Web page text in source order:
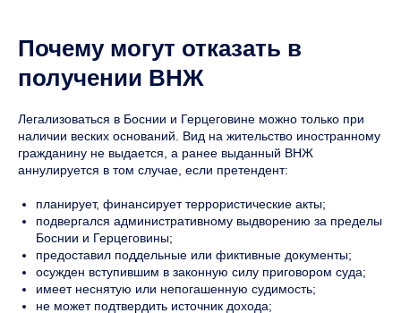
Почему могут отказать в
получении ВНЖ
Легализоваться в Боснии и Герцеговине можно только при
наличии веских оснований. Вид на жительство иностранному
гражданину не выдается, а ранее выданный ВНЖ
аннулируется в том случае, если претендент:
планирует, финансирует террористические акты;
подвергался административному выдворению за пределы
Боснии и Герцеговины;
предоставил поддельные или фиктивные документы;
осужден вступившим в законную силу приговором суда;
имеет неснятую или непогашенную судимость;
не может подтвердить источник дохода;